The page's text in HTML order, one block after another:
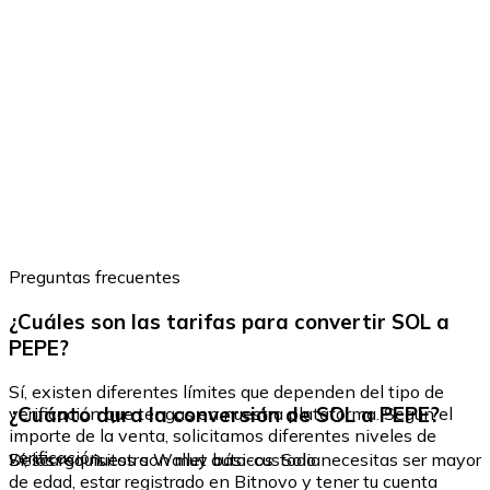
Preguntas frecuentes
¿Cuáles son las tarifas para convertir SOL a
PEPE?
Sí, existen diferentes límites que dependen del tipo de
verificación que tengas en nuestra plataforma. Según el
importe de la venta, solicitamos diferentes niveles de
verificación.
¿Cuánto dura la conversión de SOL a PEPE?
Sí, los requisitos son muy básicos. Solo necesitas ser mayor
de edad, estar registrado en Bitnovo y tener tu cuenta
Descarga nuestra Wallet auto-custodia